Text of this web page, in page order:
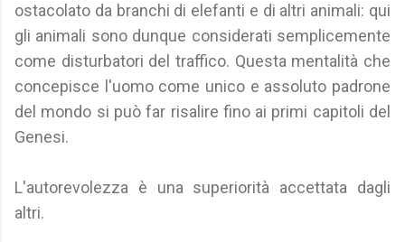
ostacolato da branchi di elefanti e di altri animali: qui
gli animali sono dunque considerati semplicemente
come disturbatori del traffico. Questa mentalità che
concepisce l'uomo come unico e assoluto padrone
del mondo si può far risalire fino ai primi capitoli del
Genesi.
L'autorevolezza è una superiorità accettata dagli
altri.